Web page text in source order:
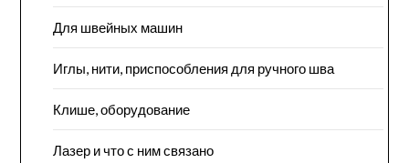
Для швейных машин
Иглы, нити, приспособления для ручного шва
Клише, оборудование
Лазер и что с ним связано